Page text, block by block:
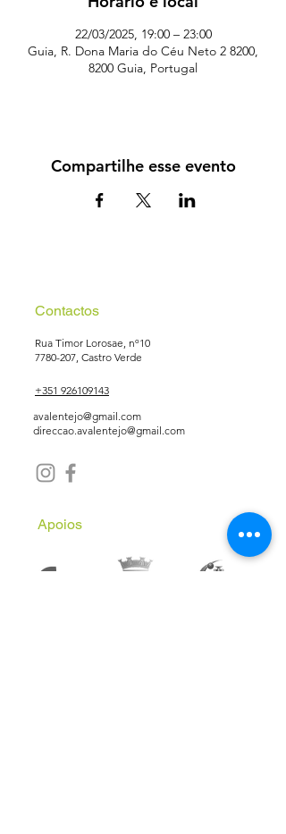
22/03/2025, 19:00 – 23:00
Guia, R. Dona Maria do Céu Neto 2 8200,
8200 Guia, Portugal
Compartilhe esse evento
Contactos
Rua Timor Lorosae, nº10
7780-207, Castro Verde
+351 926109143
avalentejo@gmail.com
direccao.avalentejo@gmail.com
Apoios